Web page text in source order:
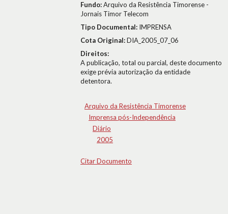
Fundo:Arquivo da Resistência Timorense -
Jornais Timor Telecom
Tipo Documental: IMPRENSA
Cota Original:DIA_2005_07_06
Direitos:
A publicação, total ou parcial, deste documento
exige prévia autorização da entidade
detentora.
Arquivo da Resistência Timorense
Imprensa pós-Independência
Diário
2005
Citar Documento